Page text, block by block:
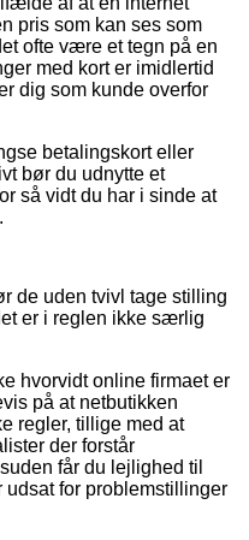
pris som kan ses som
ofte være et tegn på en
med kort er imidlertid
dig som kunde overfor
betalingskort eller
bør du udnytte et
så vidt du har i sinde at
de uden tvivl tage stilling
er i reglen ikke særlig
hvorvidt online firmaet er
på at netbutikken
regler, tillige med at
der forstår
får du lejlighed til
for problemstillinger